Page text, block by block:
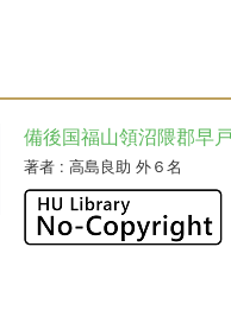
備後国福山領沼隈郡早
著者 : 高島良助 外６名